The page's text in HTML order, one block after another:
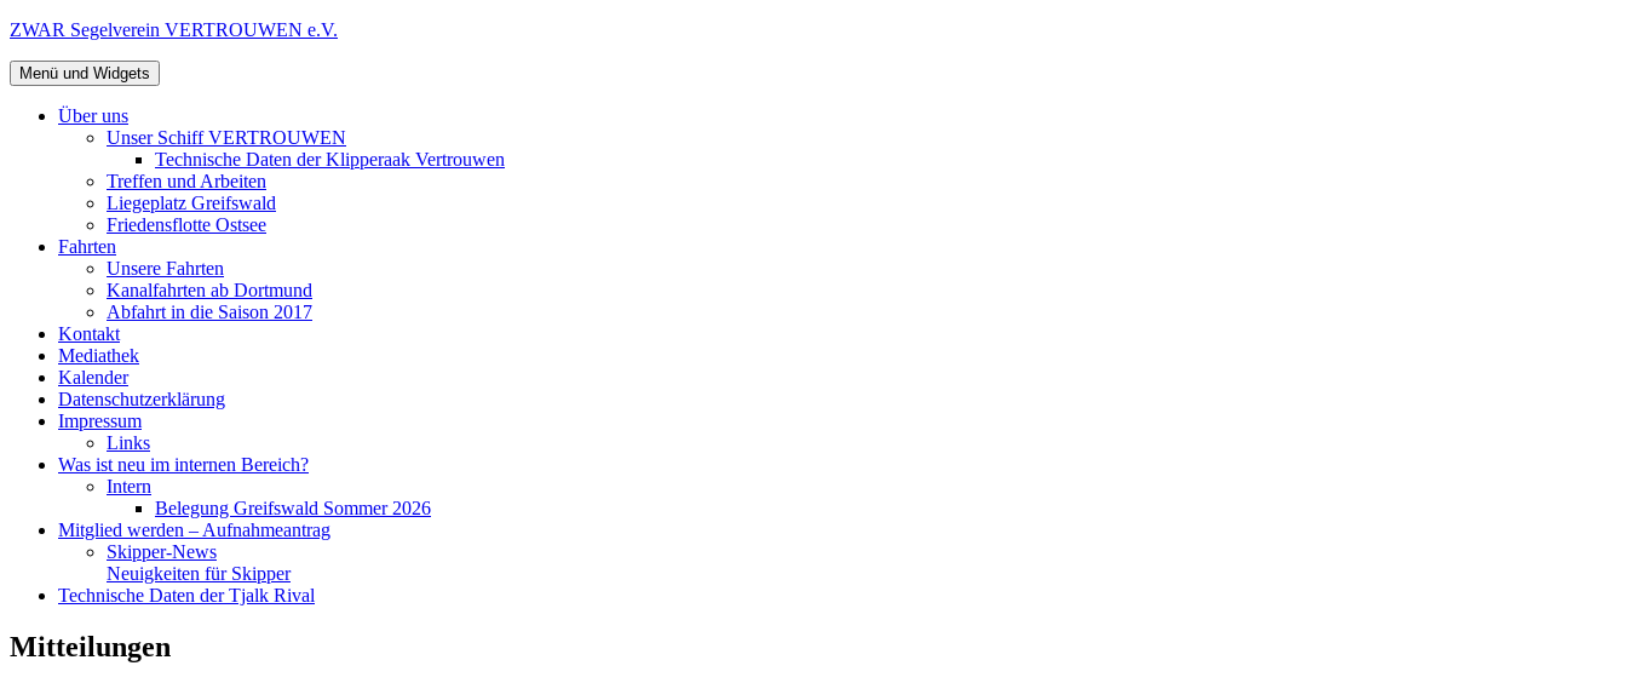
Zum
springen
ZWAR Segelverein VERTROUWEN e.V.
Menü und Widgets
Über uns
Unser Schiff VERTROUWEN
Technische Daten der Klipperaak Vertrouwen
Treffen und Arbeiten
Liegeplatz Greifswald
Friedensflotte Ostsee
Fahrten
Unsere Fahrten
Kanalfahrten ab Dortmund
Abfahrt in die Saison 2017
Kontakt
Mediathek
Kalender
Datenschutzerklärung
Impressum
Links
Was ist neu im internen Bereich?
Intern
Belegung Greifswald Sommer 2026
Mitglied werden – Aufnahmeantrag
Skipper-News
Neuigkeiten für Skipper
Technische Daten der Tjalk Rival
Mitteilungen